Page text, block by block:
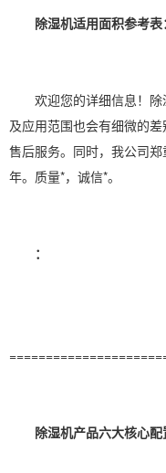
除湿机适用面积参考表：
欢迎您的详细信息！
及应用范围也会有细微的
售后服务。同时，我公司
年。质量*，诚信*。
：
除湿机产品六大核心